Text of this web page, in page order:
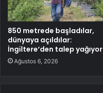
850 metrede başladılar,
dünyaya açıldılar:
İngiltere’den talep yağıyor
Ağustos 6, 2026